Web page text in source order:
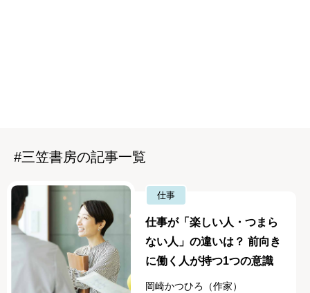
#三笠書房の記事一覧
仕事
仕事が「楽しい人・つまら
ない人」の違いは？ 前向き
に働く人が持つ1つの意識
岡崎かつひろ（作家）